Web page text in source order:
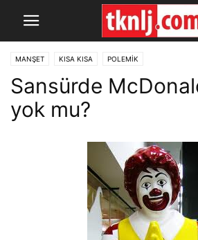
MANŞET KISA KISA POLEMİK
Sansürde
yok mu?